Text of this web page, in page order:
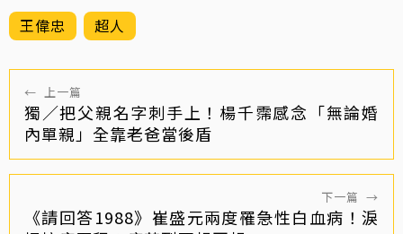
王偉忠 超人
← 上一篇
獨／把父親名字刺手上！楊千霈感念「無論婚
內單親」全靠老爸當後盾
下一篇 →
《請回答1988》崔盛元兩度罹急性白血病！淚